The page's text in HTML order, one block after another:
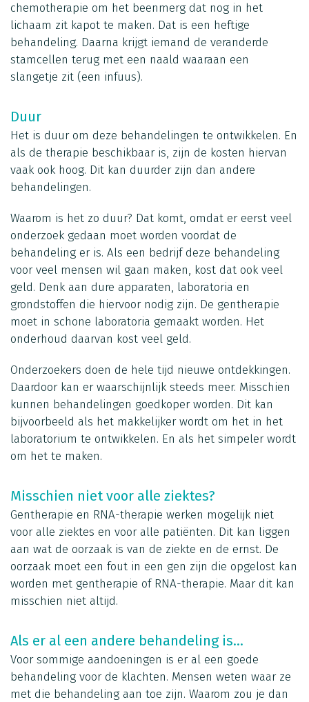
chemotherapie om het beenmerg dat nog in het
lichaam zit kapot te maken. Dat is een heftige
behandeling. Daarna krijgt iemand de veranderde
stamcellen terug met een naald waaraan een
slangetje zit (een infuus).
Duur
Het is duur om deze behandelingen te ontwikkelen. En
als de therapie beschikbaar is, zijn de kosten hiervan
vaak ook hoog. Dit kan duurder zijn dan andere
behandelingen.
Waarom is het zo duur? Dat komt, omdat er eerst veel
onderzoek gedaan moet worden voordat de
behandeling er is. Als een bedrijf deze behandeling
voor veel mensen wil gaan maken, kost dat ook veel
geld. Denk aan dure apparaten, laboratoria en
grondstoffen die hiervoor nodig zijn. De gentherapie
moet in schone laboratoria gemaakt worden. Het
onderhoud daarvan kost veel geld.
Onderzoekers doen de hele tijd nieuwe ontdekkingen.
Daardoor kan er waarschijnlijk steeds meer. Misschien
kunnen behandelingen goedkoper worden. Dit kan
bijvoorbeeld als het makkelijker wordt om het in het
laboratorium te ontwikkelen. En als het simpeler wordt
om het te maken.
Misschien niet voor alle ziektes?
Gentherapie en RNA-therapie werken mogelijk niet
voor alle ziektes en voor alle patiënten. Dit kan liggen
aan wat de oorzaak is van de ziekte en de ernst. De
oorzaak moet een fout in een gen zijn die opgelost kan
worden met gentherapie of RNA-therapie. Maar dit kan
misschien niet altijd.
Als er al een andere behandeling is...
Voor sommige aandoeningen is er al een goede
behandeling voor de klachten. Mensen weten waar ze
met die behandeling aan toe zijn. Waarom zou je dan